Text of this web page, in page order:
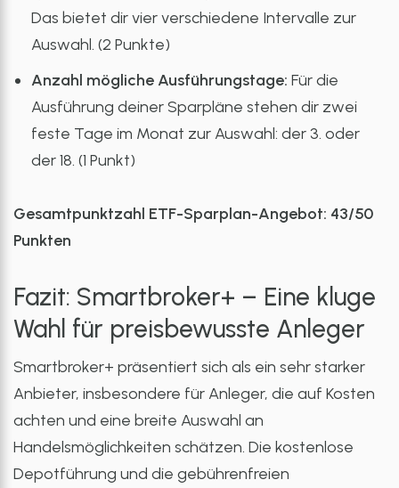
Das bietet dir vier verschiedene Intervalle zur
Auswahl. (2 Punkte)
Anzahl mögliche Ausführungstage: Für die
Ausführung deiner Sparpläne stehen dir zwei
feste Tage im Monat zur Auswahl: der 3. oder
der 18. (1 Punkt)
Gesamtpunktzahl ETF-Sparplan-Angebot: 43/50
Punkten
Fazit: Smartbroker+ – Eine kluge
Wahl für preisbewusste Anleger
Smartbroker+ präsentiert sich als ein sehr starker
Anbieter, insbesondere für Anleger, die auf Kosten
achten und eine breite Auswahl an
Handelsmöglichkeiten schätzen. Die kostenlose
Depotführung und die gebührenfreien